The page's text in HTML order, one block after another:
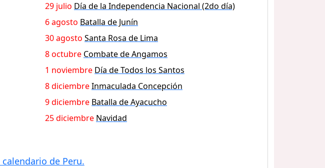
29 julio Día de la Independencia Nacional (2do día)
6 agosto Batalla de Junín
30 agosto Santa Rosa de Lima
8 octubre Combate de Angamos
1 noviembre Día de Todos los Santos
8 diciembreInmaculada Concepción
9 diciembre Batalla de Ayacucho
25 diciembre Navidad
de Peru.